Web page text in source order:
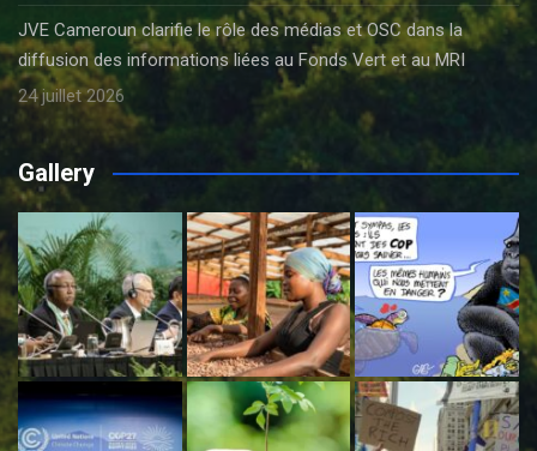
JVE Cameroun clarifie le rôle des médias et OSC dans la
diffusion des informations liées au Fonds Vert et au MRI
24 juillet 2026
Gallery